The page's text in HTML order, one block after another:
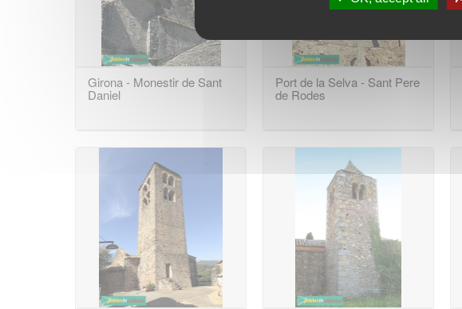
Girona - Monestir de Sant
Daniel
Port de la Selva - Sant Pere
de Rodes